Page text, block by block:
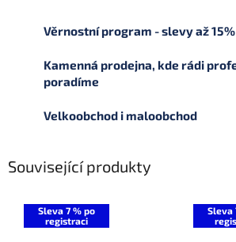
Věrnostní program - slevy až 15%
Kamenná prodejna, kde rádi
poradíme
Velkoobchod i maloobchod
Související produkty
Sleva 7 % po
registraci
Sleva